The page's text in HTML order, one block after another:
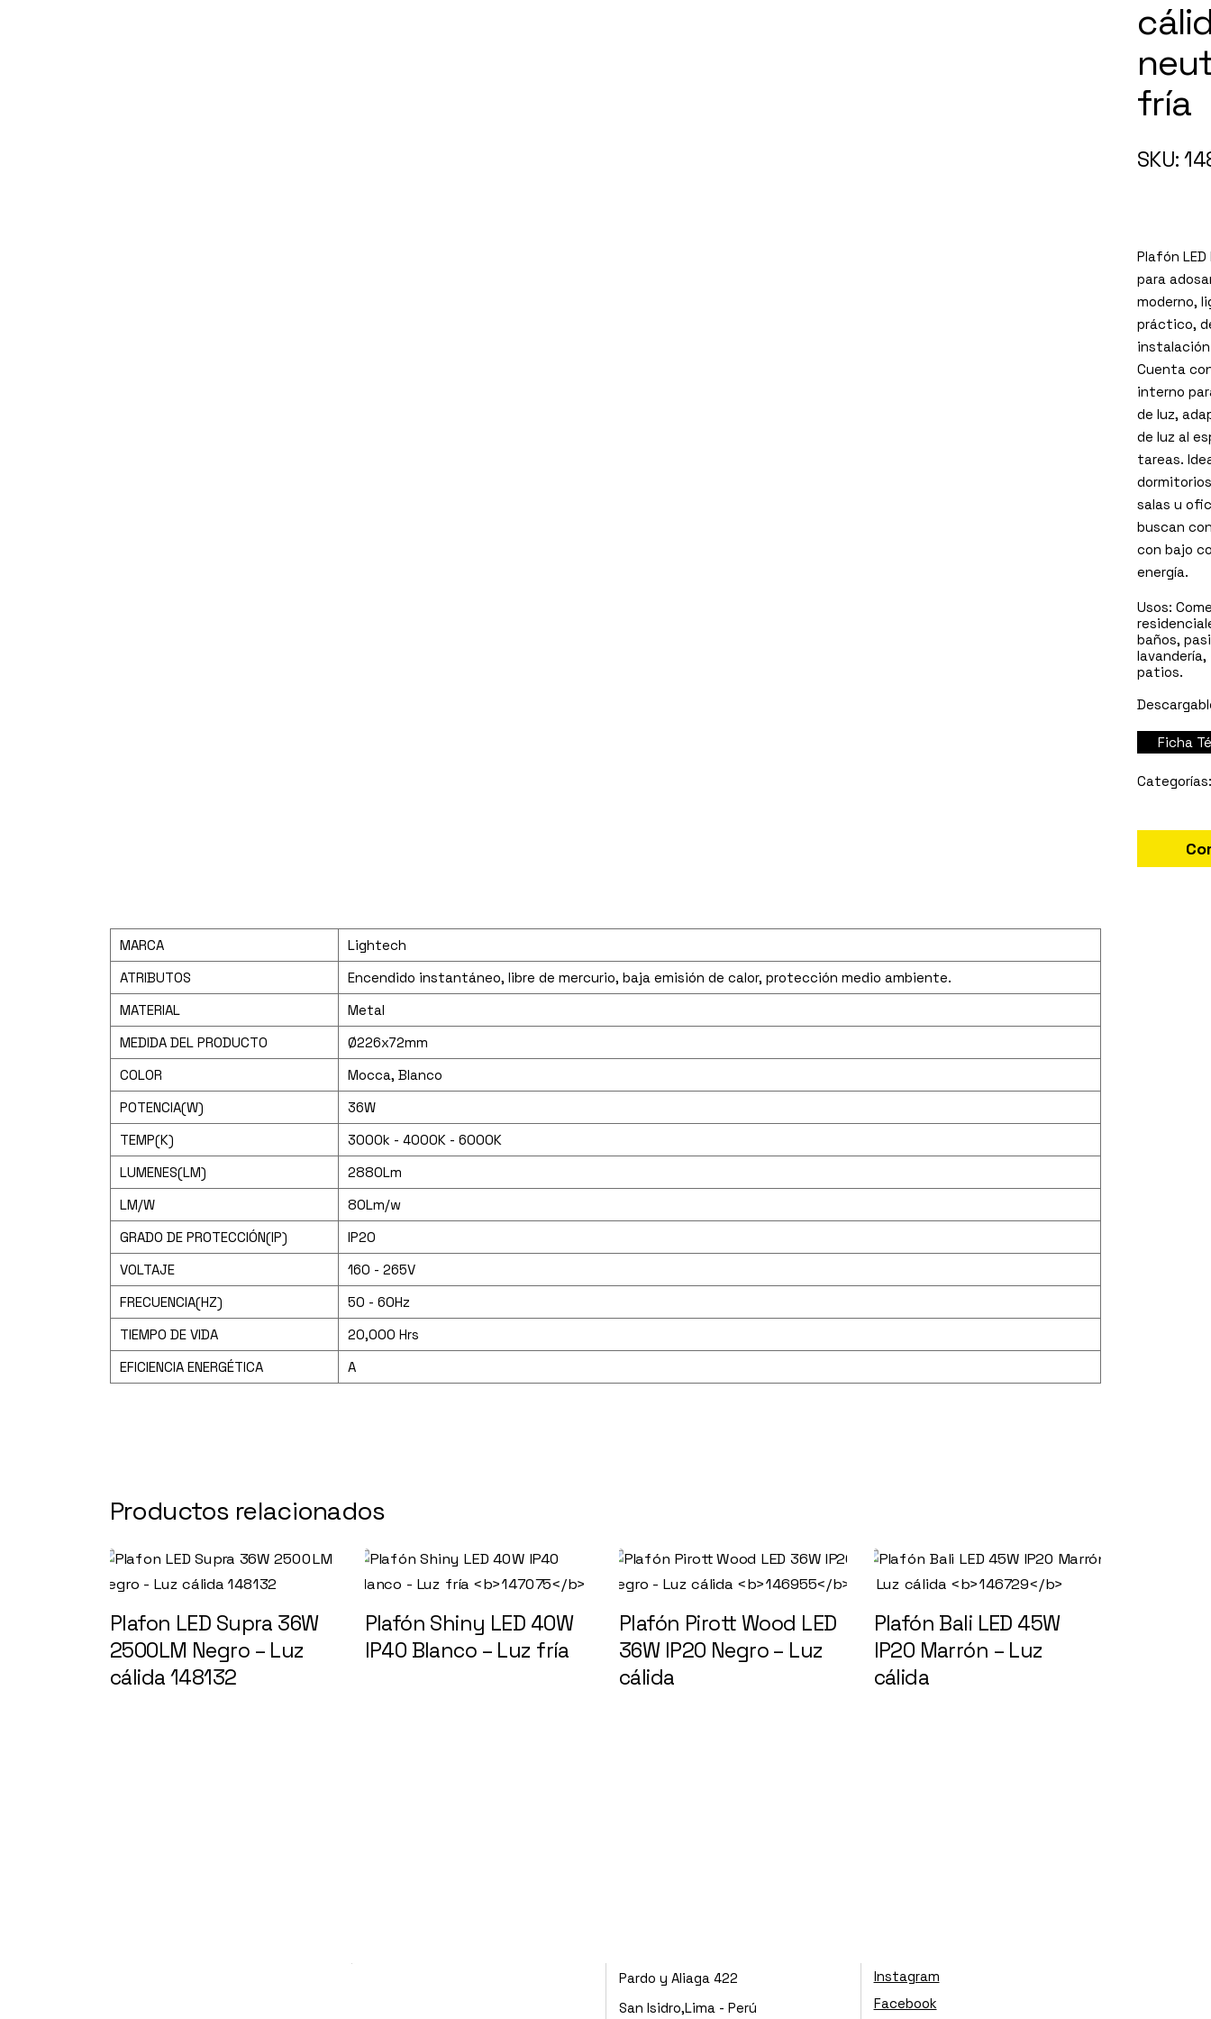
fría
SKU:
Plafón
para
moderno,
práctico,
Cuenta
interno
de luz,
de luz al
tareas.
salas u
buscan
con bajo
energía.
Usos:
baños,
patios.
Ficha
MARCA
Lightech
ATRIBUTOS
Encendido instantáneo, libre de mercurio, baja emisión de calor, protección medio ambiente.
MATERIAL
Metal
MEDIDA DEL PRODUCTO
Ø226x72mm
COLOR
Mocca, Blanco
POTENCIA(W)
36W
TEMP(K)
3000k - 4000K - 6000K
LUMENES(LM)
2880Lm
LM/W
80Lm/w
GRADO DE PROTECCIÓN(IP)
IP20
VOLTAJE
160 - 265V
FRECUENCIA(HZ)
50 - 60Hz
TIEMPO DE VIDA
20,000 Hrs
EFICIENCIA ENERGÉTICA
A
Productos relacionados
Plafon LED Supra 36W
2500LM Negro – Luz
cálida 148132
Plafón Shiny LED 40W
IP40 Blanco – Luz fría
Plafón Pirott Wood LED
36W IP20 Negro – Luz
cálida
Plafón Bali LED 45W
IP20 Marrón – Luz
cálida
Pardo y Aliaga 422
San Isidro,Lima - Perú
Instagram
Facebook